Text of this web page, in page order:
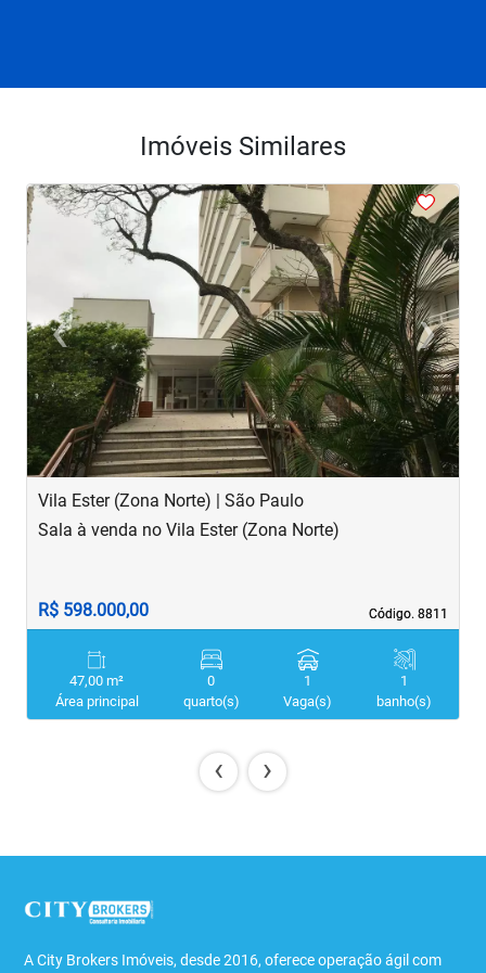
Imóveis Similares
<<
‹Previous ›Next
Vila Ester (Zona Norte) | São Paulo
Código. 8811
Código. 8811
Sala à venda no Vila Ester (Zona Norte)
R$ 598.000,00
47,00 m²
Área principal
0
quarto(s)
1
Vaga(s)
1
banho(s)
‹ ›
A City Brokers Imóveis, desde 2016, oferece operação ágil com